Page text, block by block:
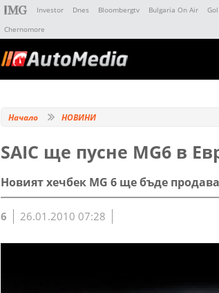
Investor Dnes Bloombergtv Bulgaria On Air Gol
Chernomore
Начало НОВИНИ
SAIC ще пусне MG6 в
Новият хечбек MG 6 ще бъде
6 26.01.2010 07:28